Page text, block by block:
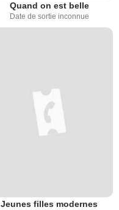
Quand on est belle
Date de sortie inconnue
Jeunes filles modernes